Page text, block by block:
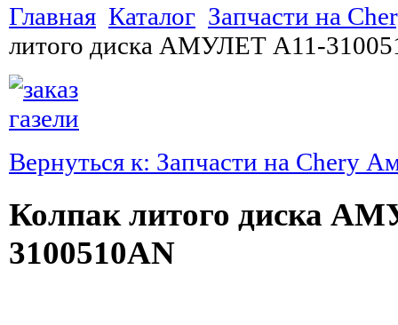
Главная Каталог Запчасти на
литого диска АМУЛЕТ A11-
Вернуться к: Запчасти на Chery
Колпак литого диска
3100510AN